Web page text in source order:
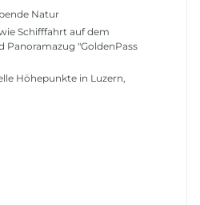
Natur
Schifffahrt auf dem
Panoramazug "GoldenPass
Höhepunkte in Luzern,